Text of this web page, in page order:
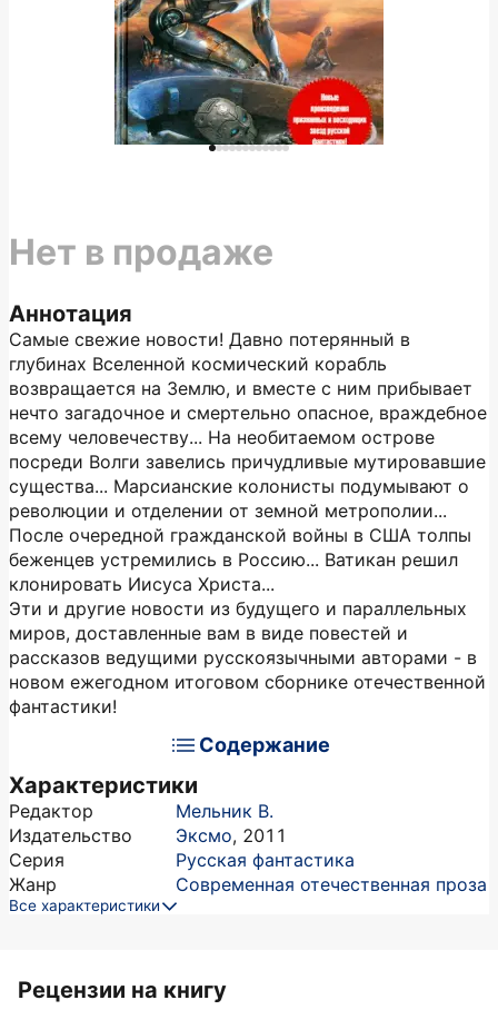
Аннотация
Самые свежие новости! Давно потерянный в
глубинах Вселенной космический корабль
возвращается на Землю, и вместе с ним прибывает
нечто загадочное и смертельно опасное, враждебное
всему человечеству... На необитаемом острове
посреди Волги завелись причудливые мутировавшие
существа... Марсианские колонисты подумывают о
революции и отделении от земной метрополии...
После очередной гражданской войны в США толпы
беженцев устремились в Россию... Ватикан решил
клонировать Иисуса Христа...
Эти и другие новости из будущего и параллельных
миров, доставленные вам в виде повестей и
рассказов ведущими русскоязычными авторами - в
новом ежегодном итоговом сборнике отечественной
фантастики!
Содержание
Характеристики
Редактор
Мельник В.
Издательство
Эксмо, 2011
Серия
Русская фантастика
Жанр
Современная отечественная проза
Все характеристики
Нет в продаже
Рецензии на книгу